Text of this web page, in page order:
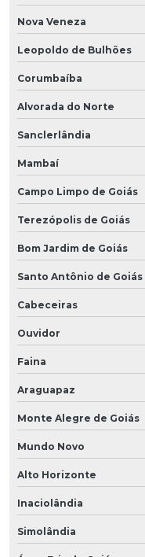
Nova Veneza
Leopoldo de Bulhões
Corumbaíba
Alvorada do Norte
Sanclerlândia
Mambaí
Campo Limpo de Goiás
Terezópolis de Goiás
Bom Jardim de Goiás
Santo Antônio de Goiás
Cabeceiras
Ouvidor
Faina
Araguapaz
Monte Alegre de Goiás
Mundo Novo
Alto Horizonte
Inaciolândia
Simolândia